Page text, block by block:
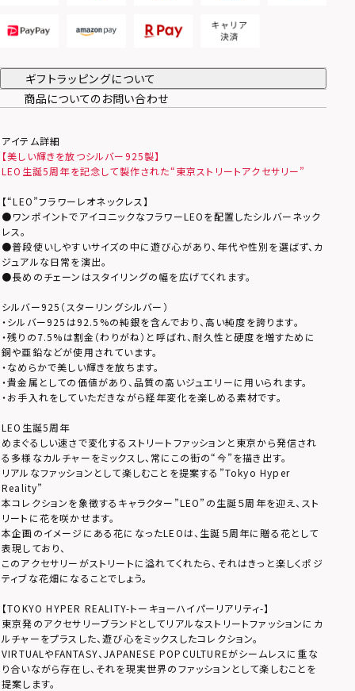
ギフトラッピングについて
商品についてのお問い合わせ
アイテム詳細
【美しい輝きを放つシルバー925製】
LEO生誕5周年を記念して製作された“東京ストリートアクセサリー”
【“LEO”フラワーレオネックレス】
●ワンポイントでアイコニックなフラワーLEOを配置したシルバーネック
レス。
●普段使いしやすいサイズの中に遊び心があり、年代や性別を選ばず、カ
ジュアルな日常を演出。
●長めのチェーンはスタイリングの幅を広げてくれます。
シルバー925（スターリングシルバー）
・シルバー925は92.5%の純銀を含んでおり、高い純度を誇ります。
・残りの7.5%は割金（わりがね）と呼ばれ、耐久性と硬度を増すために
銅や亜鉛などが使用されています。
・なめらかで美しい輝きを放ちます。
・貴金属としての価値があり、品質の高いジュエリーに用いられます。
・お手入れをしていただきながら経年変化を楽しめる素材です。
LEO生誕5周年
めまぐるしい速さで変化するストリートファッションと東京から発信され
る多様なカルチャーをミックスし、常にこの街の“今”を描き出す。
リアルなファッションとして楽しむことを提案する”Tokyo Hyper
Reality”
本コレクションを象徴するキャラクター”LEO”の生誕５周年を迎え、スト
リートに花を咲かせます。
本企画のイメージにある花になったLEOは、生誕５周年に贈る花として
表現しており、
このアクセサリーがストリートに溢れてくれたら、それはきっと楽しくポジ
ティブな花畑になることでしょう。
【TOKYO HYPER REALITY-トーキョーハイパーリアリティ-】
東京発のアクセサリーブランドとしてリアルなストリートファッションにカ
ルチャーをプラスした、遊び心をミックスしたコレクション。
VIRTUALやFANTASY、JAPANESE POPCULTUREがシームレスに重な
り合いながら存在し、それを現実世界のファッションとして楽しむことを
提案します。